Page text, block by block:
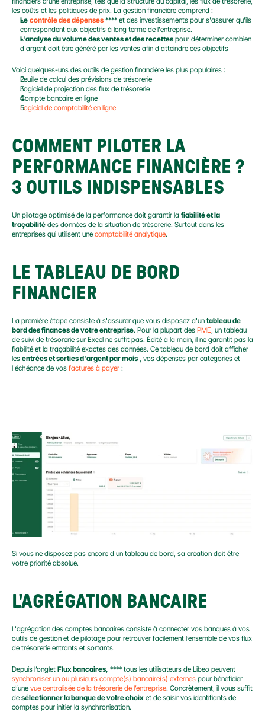
les coûts et les politiques de prix. La gestion financière comprend :
Le contrôle des dépenses **** et des investissements pour s'assurer qu'ils
correspondent aux objectifs à long terme de l'entreprise.
L'analyse du volume des ventes et des recettes pour déterminer combien
d'argent doit être généré par les ventes afin d'atteindre ces objectifs
Voici quelques-uns des outils de gestion financière les plus populaires :
Feuille de calcul des prévisions de trésorerie
Logiciel de projection des flux de trésorerie
Compte bancaire en ligne
Logiciel de comptabilité en ligne
COMMENT PILOTER LA
PERFORMANCE FINANCIÈRE ?
3 OUTILS INDISPENSABLES
Un pilotage optimisé de la performance doit garantir la fiabilité et la
traçabilité des données de la situation de trésorerie. Surtout dans les
entreprises qui utilisent une comptabilité analytique.
LE TABLEAU DE BORD
FINANCIER
La première étape consiste à s'assurer que vous disposez d'un tableau de
bord des finances de votre entreprise. Pour la plupart des PME , un tableau
de suivi de trésorerie sur Excel ne suffit pas. Édité à la main, il ne garantit pas la
fiabilité et la traçabilité exactes des données. Ce tableau de bord doit afficher
les entrées et sorties d'argent par mois , vos dépenses par catégories et
l'échéance de vos factures à payer :
Si vous ne disposez pas encore d'un tableau de bord, sa création doit être
votre priorité absolue.
L'AGRÉGATION BANCAIRE
L'agrégation des comptes bancaires consiste à connecter vos banques à vos
outils de gestion et de pilotage pour retrouver facilement l’ensemble de vos flux
de trésorerie entrants et sortants.
Depuis l’onglet Flux bancaires,
synchroniser un ou plusieurs compte(s) bancaire(s) externes pour bénéficier
d’une vue centralisée de la trésorerie de l’entreprise. Concrètement, il vous suffit
de sélectionner la banque de votre choix et de saisir vos identifiants de
comptes pour initier la synchronisation.